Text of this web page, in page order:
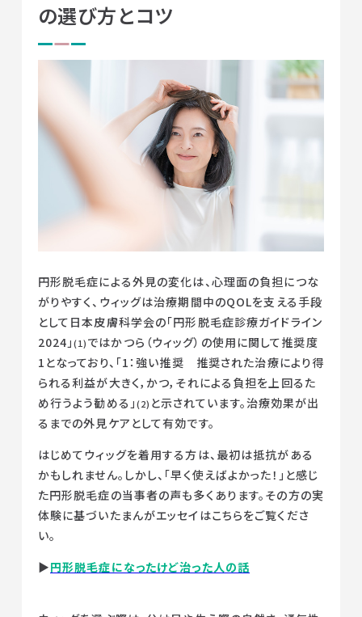
の選び方とコツ
円形脱毛症による外見の変化は、心理面の負担につな
がりやすく、ウィッグは治療期間中のQOLを支える手段
として日本皮膚科学会の「円形脱毛症診療ガイドライン
2024」(1)ではかつら（ウィッグ）の使用に関して推奨度
1となっており、「1：強い推奨 推奨された治療により得
られる利益が大きく，かつ，それによる負担を上回るた
め行うよう勧める」(2) と示されています。治療効果が出
るまでの外見ケアとして有効です。
はじめてウィッグを着用する方は、最初は抵抗がある
かもしれません。しかし、「早く使えばよかった！」と感じ
た円形脱毛症の当事者の声も多くあります。その方の実
体験に基づいたまんがエッセイはこちらをご覧くださ
い。
▶︎円形脱毛症になったけど治った人の話